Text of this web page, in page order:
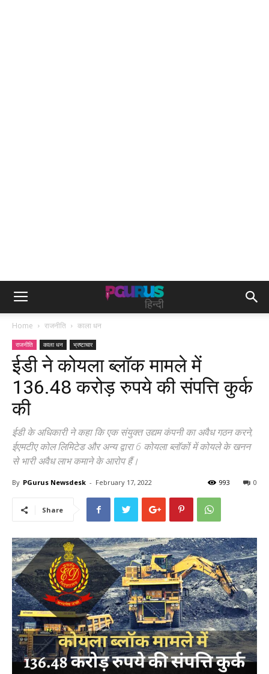
Home राजनीति काला धन
राजनीति काला धन भ्रष्टाचार
ईडी ने कोयला ब्लॉक मामले में
136.48 करोड़ रुपये की संपत्ति कुर्क
की
ईडी के अधिकारी ने कहा कि एक संयुक्त उद्यम कंपनी का अवैध गठन करने,
ईएमटीए कोल लिमिटेड और अन्य द्वारा 6 कोयला ब्लॉकों में कोयले के खनन
से भारी अवैध लाभ कमाने के आरोप हैं।
By PGurus Newsdesk - February 17, 2022 0
993
Share